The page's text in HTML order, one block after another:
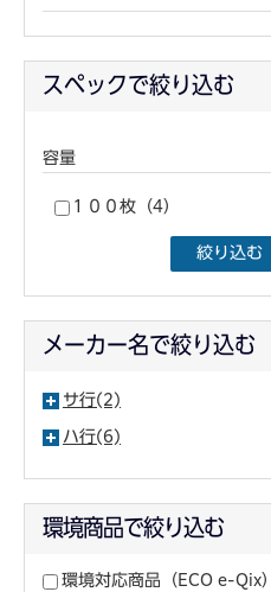
スペックで絞り込む
容量
１００枚（4）
絞り込む
メーカー名で絞り込む
サ行(2)
ハ行(6)
環境商品で絞り込む
環境対応商品 （ECO e-Qix）